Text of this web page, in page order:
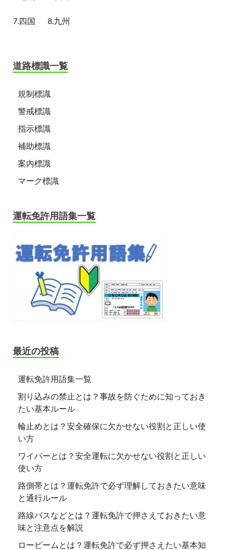
7.四国 8.九州
道路標識一覧
規制標識
警戒標識
指示標識
補助標識
案内標識
マーク標識
運転免許用語集一覧
最近の投稿
運転免許用語集一覧
割り込みの禁止とは？事故を防ぐために知っておき
たい基本ルール
輪止めとは？安全確保に欠かせない役割と正しい使
い方
ワイパーとは？安全運転に欠かせない役割と正しい
使い方
路側帯とは？運転免許で必ず理解しておきたい意味
と通行ルール
路線バスなどとは？運転免許で押さえておきたい意
味と注意点を解説
ロービームとは？運転免許で必ず押さえたい基本知